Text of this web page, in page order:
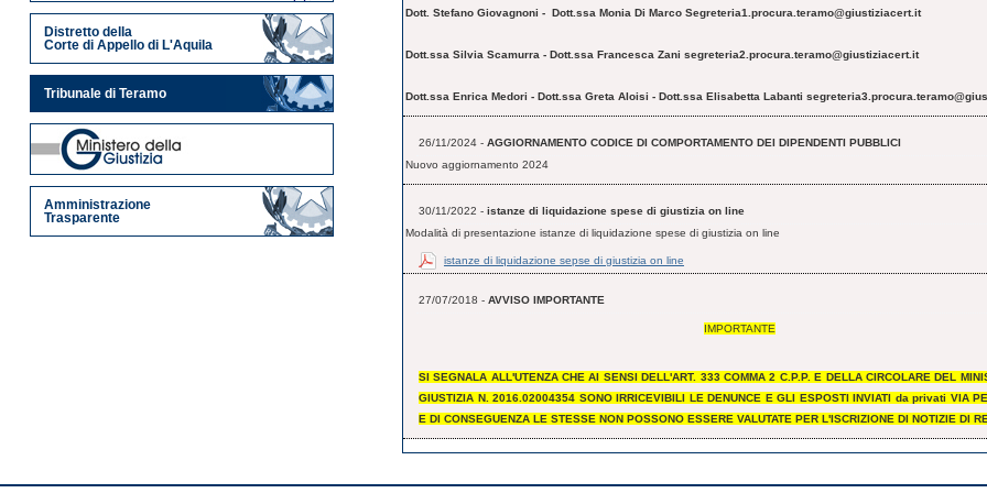
Dott. Stefano Giovagnoni - Dott.ssa Monia Di Marco Segreteria1.procura.teramo@giustiziacert.it
Dott.ssa Silvia Scamurra - Dott.ssa Francesca Zani segreteria2.procura.teramo@giustiziacert.it
Dott.ssa Enrica Medori - Dott.ssa Greta Aloisi - Dott.ssa Elisabetta Labanti
26/11/2024 - AGGIORNAMENTO CODICE DI COMPORTAMENTO DEI DIPENDENTI PUBBLICI
Nuovo aggiornamento 2024
30/11/2022 - istanze di liquidazione spese di giustizia on line
Modalità di presentazione istanze di liquidazione spese di giustizia on line
istanze di liquidazione sepse di giustizia on line
27/07/2018 - AVVISO IMPORTANTE
IMPORTANTE
SI SEGNALA ALL'UTENZA CHE AI SENSI DELL'ART. 333 COMMA 2 C.P.P. E DELLA CIRCOLARE DEL
GIUSTIZIA N. 2016.02004354 SONO IRRICEVIBILI LE DENUNCE E GLI ESPOSTI INVIATI da privati VIA
E DI CONSEGUENZA LE STESSE NON POSSONO ESSERE VALUTATE PER L'ISCRIZIONE DI NOTIZIE DI
Distretto della
Corte di Appello di L'Aquila
Tribunale di Teramo
Amministrazione
Trasparente